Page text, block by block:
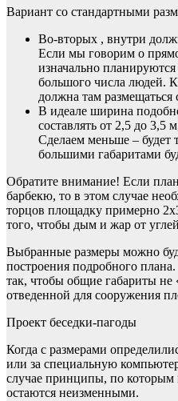
Вариант со стандартными
Во-вторых , внутри
Если мы говорим о
изначально
большого числа людей.
должна там размещаться
В идеале ширина
составлять от 2,5 до
Сделаем меньше – будет
большими габаритами
Обратите внимание! Если
барбекю, то в этом случае
торцов площадку примерно
того, чтобы дым и жар от
Выбранные размеры можно
построения подробного
так, чтобы общие габариты не
отведенной для сооружения
Проект беседки-пагоды
Когда с размерами
или за специальную
случае принципы, по которым
остаются неизменными.